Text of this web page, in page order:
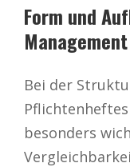
Form und
Bei der
besonders